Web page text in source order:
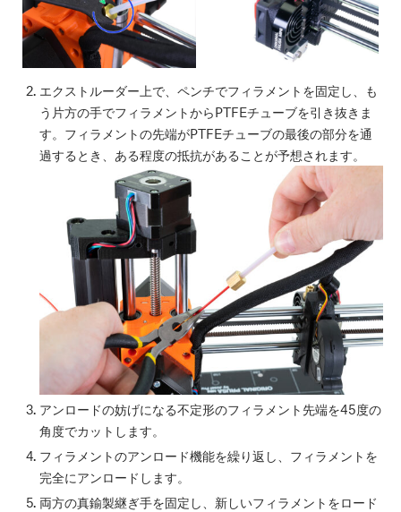
エクストルーダー上で、ペンチでフィラメントを固定し、も
う片方の手でフィラメントからPTFEチューブを引き抜きま
す。フィラメントの先端がPTFEチューブの最後の部分を通
過するとき、ある程度の抵抗があることが予想されます。
アンロードの妨げになる不定形のフィラメント先端を45度の
角度でカットします。
フィラメントのアンロード機能を繰り返し、フィラメントを
完全にアンロードします。
両方の真鍮製継ぎ手を固定し、新しいフィラメントをロード